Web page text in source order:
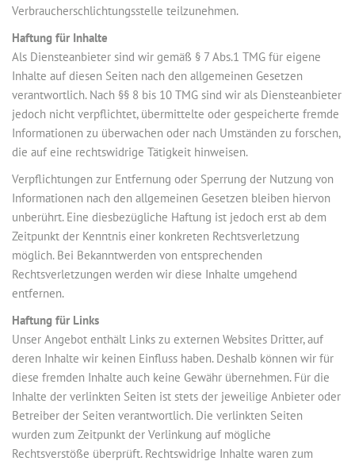
Verbraucherschlichtungsstelle teilzunehmen.
Haftung für Inhalte
Als Diensteanbieter sind wir gemäß § 7 Abs.1 TMG für eigene
Inhalte auf diesen Seiten nach den allgemeinen Gesetzen
verantwortlich. Nach §§ 8 bis 10 TMG sind wir als Diensteanbieter
jedoch nicht verpflichtet, übermittelte oder gespeicherte fremde
Informationen zu überwachen oder nach Umständen zu forschen,
die auf eine rechtswidrige Tätigkeit hinweisen.
Verpflichtungen zur Entfernung oder Sperrung der Nutzung von
Informationen nach den allgemeinen Gesetzen bleiben hiervon
unberührt. Eine diesbezügliche Haftung ist jedoch erst ab dem
Zeitpunkt der Kenntnis einer konkreten Rechtsverletzung
möglich. Bei Bekanntwerden von entsprechenden
Rechtsverletzungen werden wir diese Inhalte umgehend
entfernen.
Haftung für Links
Unser Angebot enthält Links zu externen Websites Dritter, auf
deren Inhalte wir keinen Einfluss haben. Deshalb können wir für
diese fremden Inhalte auch keine Gewähr übernehmen. Für die
Inhalte der verlinkten Seiten ist stets der jeweilige Anbieter oder
Betreiber der Seiten verantwortlich. Die verlinkten Seiten
wurden zum Zeitpunkt der Verlinkung auf mögliche
Rechtsverstöße überprüft. Rechtswidrige Inhalte waren zum